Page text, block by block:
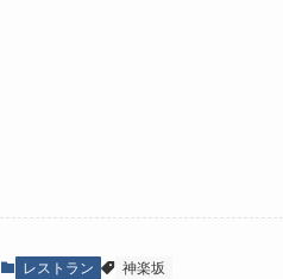
レストラン 神楽坂